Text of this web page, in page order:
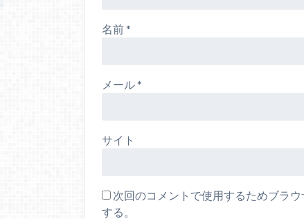
名前*
メール*
サイト
次回のコメントで使用するためブラ
する。